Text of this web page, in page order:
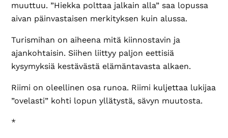
muuttuu. ”Hiekka polttaa jalkain alla” saa lopussa
aivan päinvastaisen merkityksen kuin alussa.
Turismihan on aiheena mitä kiinnostavin ja
ajankohtaisin. Siihen liittyy paljon eettisiä
kysymyksiä kestävästä elämäntavasta alkaen.
Riimi on oleellinen osa runoa. Riimi kuljettaa lukijaa
”ovelasti” kohti lopun yllätystä, sävyn muutosta.
*